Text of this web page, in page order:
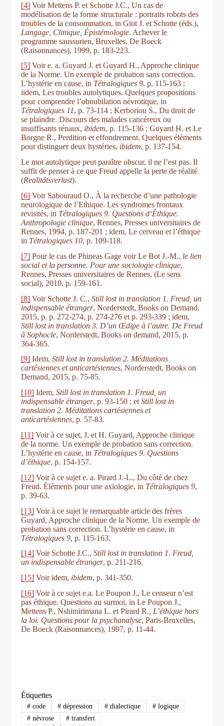
[4] Voir Mettens P. et Schotte J.C., Un cas de
modélisation de la forme structurale : portraits robots des
troubles de la consommation, in Giot J. et Schotte (éds.),
Langage, Clinique, Épistémologie. Achever le
programme saussurien, Bruxelles, De Boeck
(Raisonnances), 1999, p. 183-223.
[5] Voir e. a. Guyard J. et Guyard H., Approche clinique
de la Norme. Un exemple de probation sans correction.
L’hystérie en cause, in Tétralogiques 9, p. 115-163 ;
iidem, Les troubles autolytiques. Quelques propositions
pour comprendre l’obnubilation névrotique, in
Tétralogiques 11, p. 73-114 ; Kerboriou S., Du droit de
se plaindre. Discours des malades cancéreux ou
insuffisants rénaux, ibidem, p. 115-136 ; Guyard H. et Le
Borgne R., Perdition et effondrement. Quelques éléments
pour distinguer deux hystéries, ibidem, p. 137-154.
Le mot autolytique peut paraître obscur, il ne l’est pas. Il
suffit de penser à ce que Freud appelle la perte de réalité
(Realitätsverlust).
[6] Voir Sabouraud O., À la recherche d’une pathologie
neurologique de l’Ethique. Les syndromes frontaux
revisités, in Tétralogiques 9. Questions d‘Éthique.
Anthropologie clinique, Rennes, Presses universitaires de
Rennes, 1994, p. 187-201 ; idem, Le cerveau et l’éthique
in Tétralogiques 10, p. 109-118.
[7] Pour le cas de Phineas Gage voir Le Bot J.-M., le lien
social et la personne. Pour une sociologie clinique,
Rennes, Presses universitaires de Rennes, (Le sens
social), 2010, p. 159-161.
[8] Voir Schotte J. C.,Still lost in translation 1. Freud, un
indispensable étranger, Norderstedt, Books on Demand,
2015, p. p. 272-274, p. 274-276 et p. 293-339 ; idem,
Still lost in translation 3. D’un Œdipe à l’autre. De Freud
à Sophocle, Norderstedt, Books on demand, 2015, p.
364-365.
[9] Idem,Still lost in translation 2. Méditations
cartésiennes et anticartésiennes, Norderstedt, Books on
Demand, 2015, p. 75-85.
[10] Idem,Still lost in translation 1. Freud, un
indispensable étranger, p. 93-150 ; etStill lost in
translation 2. Méditations cartésiennes et
anticartésiennes, p. 57-83.
[11] Voir à ce sujet, J. et H. Guyard, Approche clinique
de la norme. Un exemple de probation sans correction.
L’hystérie en cause, in Tétralogiques 9. Questions
d’éthique, p. 154-157.
[12] Voir à ce sujet e. a. Pirard J.-L., Du côté de chez
Freud. Éléments pour une axiologie, in Tétralogiques 9,
p. 39-63.
[13] Voir à ce sujet le remarquable article des frères
Guyard, Approche clinique de la Norme. Un exemple de
probation sans correction. L’hystérie en cause, in
Tétralogiques 9, p. 115-163.
[14] Voir Schotte J.C.,Still lost in translation 1. Freud,
un indispensable étranger, p. 211-216.
[15] Voir idem, ibidem, p. 341-350.
[16] Voir à ce sujet e.a. Le Poupon J., Le censeur n’est
pas éthique. Questions au surmoi, in Le Poupon J.,
Mettens P., Nshimirimana L. et Pirard R., L’éthique hors
la loi. Questions pour la psychanalyse, Paris-Bruxelles,
De Boeck (Raisonnances), 1997, p. 11-44.
Étiquettes
# code # dépression #dialectique #logique
# névrose # transfert